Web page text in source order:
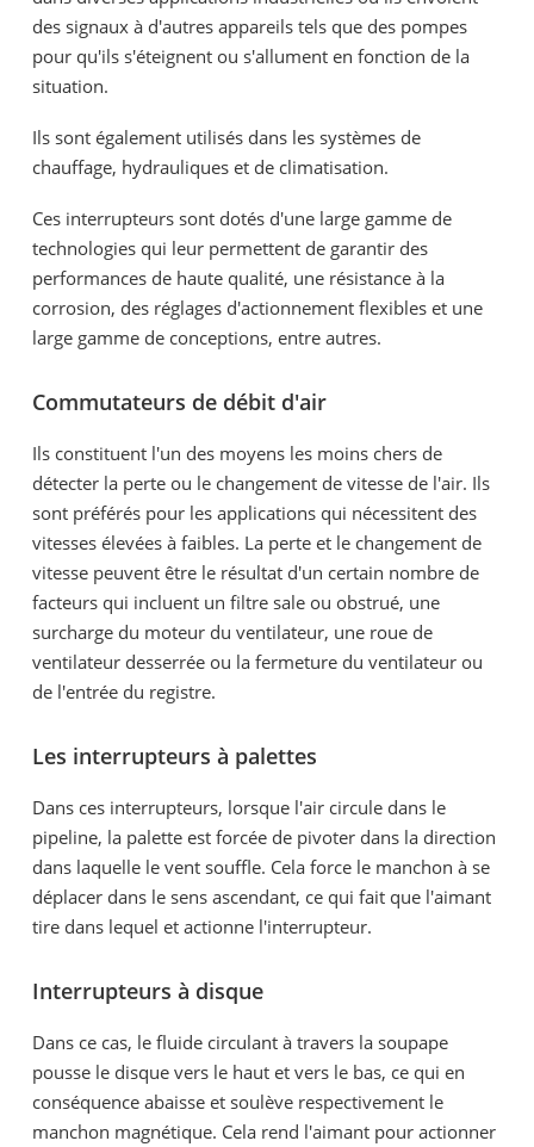
des signaux à d'autres appareils tels que des pompes
pour qu'ils s'éteignent ou s'allument en fonction de la
situation.
Ils sont également utilisés dans les systèmes de
chauffage, hydrauliques et de climatisation.
Ces interrupteurs sont dotés d'une large gamme de
technologies qui leur permettent de garantir des
performances de haute qualité, une résistance à la
corrosion, des réglages d'actionnement flexibles et une
large gamme de conceptions, entre autres.
Commutateurs de débit d'air
Ils constituent l'un des moyens les moins chers de
détecter la perte ou le changement de vitesse de l'air. Ils
sont préférés pour les applications qui nécessitent des
vitesses élevées à faibles. La perte et le changement de
vitesse peuvent être le résultat d'un certain nombre de
facteurs qui incluent un filtre sale ou obstrué, une
surcharge du moteur du ventilateur, une roue de
ventilateur desserrée ou la fermeture du ventilateur ou
de l'entrée du registre.
Les interrupteurs à palettes
Dans ces interrupteurs, lorsque l'air circule dans le
pipeline, la palette est forcée de pivoter dans la direction
dans laquelle le vent souffle. Cela force le manchon à se
déplacer dans le sens ascendant, ce qui fait que l'aimant
tire dans lequel et actionne l'interrupteur.
Interrupteurs à disque
Dans ce cas, le fluide circulant à travers la soupape
pousse le disque vers le haut et vers le bas, ce qui en
conséquence abaisse et soulève respectivement le
manchon magnétique. Cela rend l'aimant pour actionner